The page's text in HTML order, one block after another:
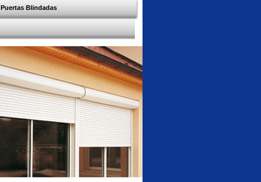
Puertas Blindadas